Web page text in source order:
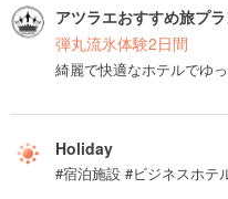
アツラエおすすめ旅プラ
弾丸流氷体験2日間
綺麗で快適なホテルでゆ
Holiday
#宿泊施設 #ビジネスホテ